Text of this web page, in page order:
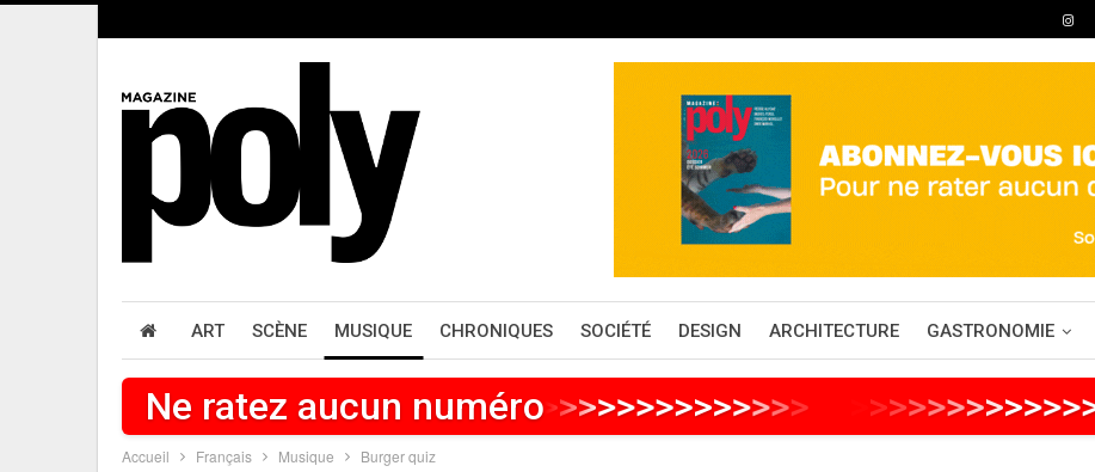
ART SCÈNE MUSIQUE CHRONIQUES SOCIÉTÉ DESIGN ARCHITECTURE GASTRONOMIE
Ne ratez aucun numéro>>>>>>>>>>>>>> >>>>>>>>>>>>
Accueil Français Musique Burger quiz